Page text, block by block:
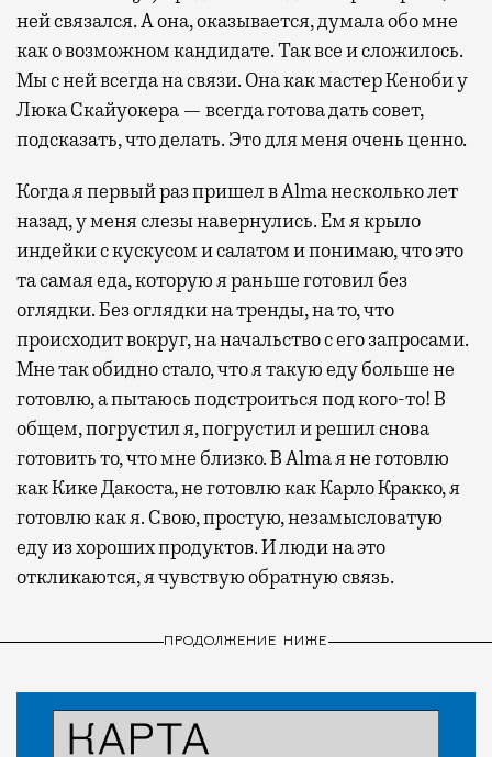
ней связался. А она, оказывается, думала обо мне
как о возможном кандидате. Так все и сложилось.
Мы с ней всегда на связи. Она как мастер Кеноби у
Люка Скайуокера — всегда готова дать совет,
подсказать, что делать. Это для меня очень ценно.
Когда я первый раз пришел в Alma несколько лет
назад, у меня слезы навернулись. Ем я крыло
индейки с кускусом и салатом и понимаю, что это
та самая еда, которую я раньше готовил без
оглядки. Без оглядки на тренды, на то, что
происходит вокруг, на начальство с его запросами.
Мне так обидно стало, что я такую еду больше не
готовлю, а пытаюсь подстроиться под кого-то! В
общем, погрустил я, погрустил и решил снова
готовить то, что мне близко. В Alma я не готовлю
как Кике Дакоста, не готовлю как Карло Кракко, я
готовлю как я. Свою, простую, незамысловатую
еду из хороших продуктов. И люди на это
откликаются, я чувствую обратную связь.
ПРОДОЛЖЕНИЕ НИЖЕ